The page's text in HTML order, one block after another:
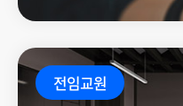
전임교원